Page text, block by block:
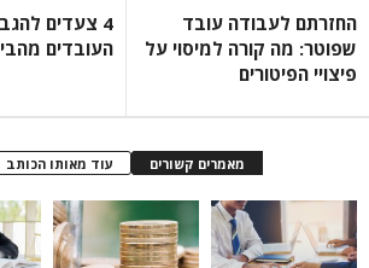
החזרתם לעבודה עובד
שפוטר: מה קורה למיסוי על
פיצויי הפיטורים
4 צעדים
העובדים
מאמרים קשורים עוד מאותו הכותב